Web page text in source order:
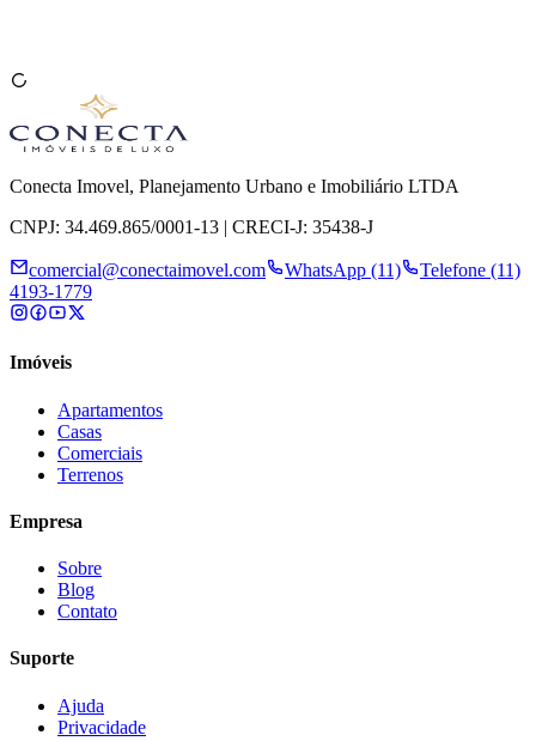
Conecta Imovel, Planejamento Urbano e Imobiliário LTDA
CNPJ: 34.469.865/0001-13 | CRECI-J: 35438-J
comercial@conectaimovel.com WhatsApp (11)
Telefone (11)
4193-1779
Imóveis
Apartamentos
Casas
Comerciais
Terrenos
Empresa
Sobre
Blog
Contato
Suporte
Ajuda
Privacidade